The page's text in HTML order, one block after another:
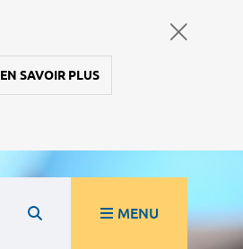
EN SAVOIR PLUS
MENU